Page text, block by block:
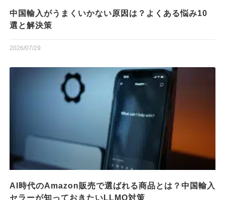
中国輸入がうまくいかない原因は？よくある悩み10
選と解決策
2026/07/29
AI時代のAmazon販売で選ばれる商品とは？中国輸入
セラーが知っておきたいLLMO対策